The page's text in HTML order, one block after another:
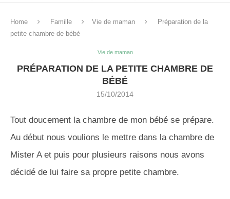
Home Famille Vie de maman
Préparation de la
petite chambre de bébé
Vie de maman
PRÉPARATION DE LA PETITE CHAMBRE DE
BÉBÉ
15/10/2014
Tout doucement la chambre de mon bébé se prépare.
Au début nous voulions le mettre dans la chambre de
Mister A et puis pour plusieurs raisons nous avons
décidé de lui faire sa propre petite chambre.